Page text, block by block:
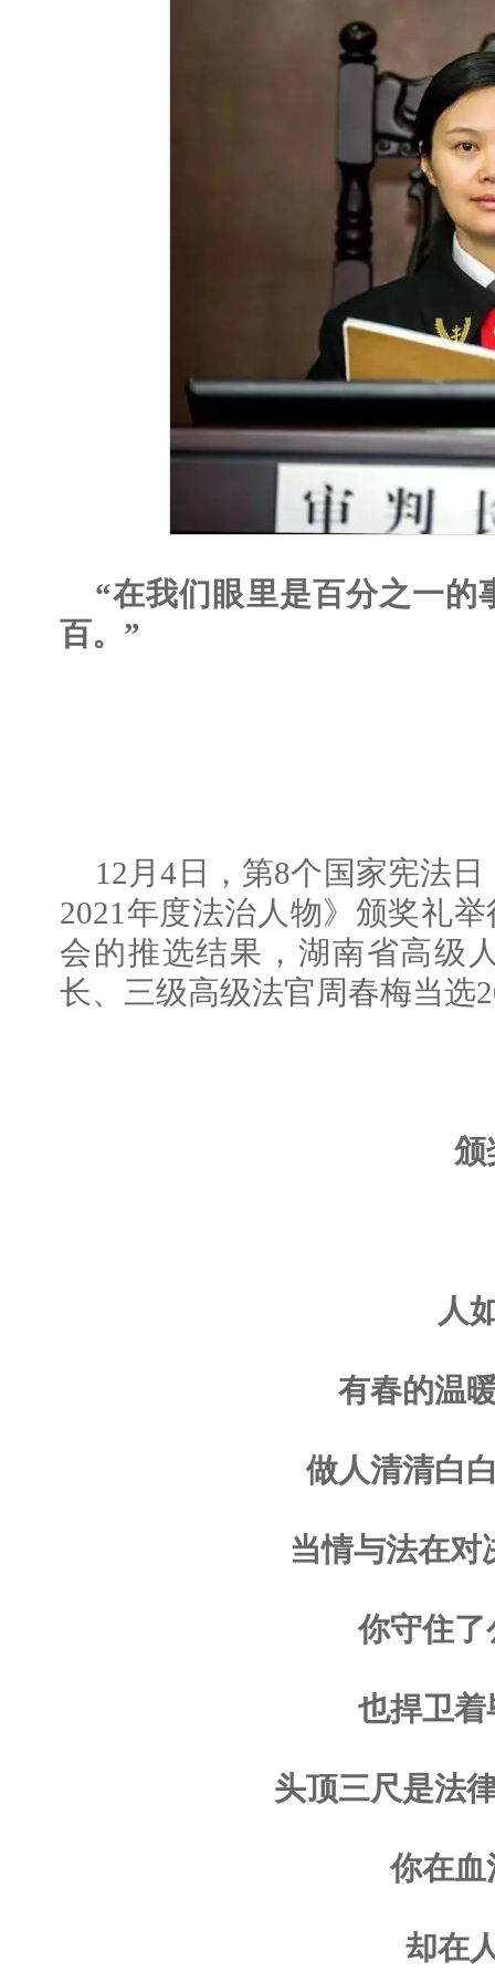
“在我们眼里是百分之一的
百。”
12月4日，第8个国家宪法
2021年度法治人物》颁奖礼
会的推选结果，湖南省高级
长、三级高级法官周春梅当选
颁
人
有春的温
做人清清白
当情与法在对
你守住了
也捍卫着
头顶三尺是法
你在血
却在